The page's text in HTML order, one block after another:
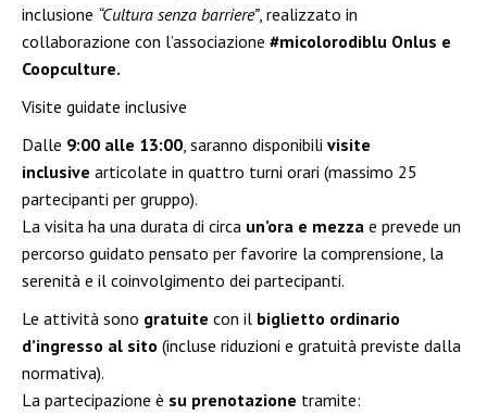
inclusione “Cultura senza barriere”, realizzato in
collaborazione con l’associazione #micolorodiblu Onlus e
Coopculture.
Visite guidate inclusive
Dalle 9:00 alle 13:00, saranno disponibili visite
inclusive articolate in quattro turni orari (massimo 25
partecipanti per gruppo).
La visita ha una durata di circa un’ora e mezza e prevede un
percorso guidato pensato per favorire la comprensione, la
serenità e il coinvolgimento dei partecipanti.
Le attività sono gratuite con il biglietto ordinario
d’ingresso al sito (incluse riduzioni e gratuità previste dalla
normativa).
La partecipazione è su prenotazione tramite: